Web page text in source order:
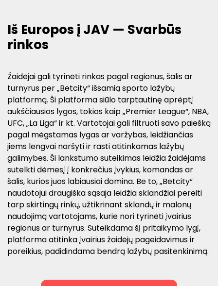
Iš Europos į JAV — Svarbūs
rinkos
Žaidėjai gali tyrinėti rinkas pagal regionus, šalis ar
turnyrus per „Betcity“ išsamią sporto lažybų
platformą. Ši platforma siūlo tarptautinę aprėptį
aukščiausios lygos, tokios kaip „Premier League“, NBA,
UFC, „La Liga“ ir kt. Vartotojai gali filtruoti savo paiešką
pagal mėgstamas lygas ar varžybas, leidžiančias
jiems lengvai naršyti ir rasti atitinkamas lažybų
galimybes. Ši lankstumo suteikimas leidžia žaidėjams
sutelkti dėmesį į konkrečius įvykius, komandas ar
šalis, kurios juos labiausiai domina. Be to, „Betcity“
naudotojui draugiška sąsaja leidžia sklandžiai pereiti
tarp skirtingų rinkų, užtikrinant sklandų ir malonų
naudojimą vartotojams, kurie nori tyrinėti įvairius
regionus ar turnyrus. Suteikdama šį pritaikymo lygį,
platforma atitinka įvairius žaidėjų pageidavimus ir
poreikius, padidindama bendrą lažybų pasitenkinimą.